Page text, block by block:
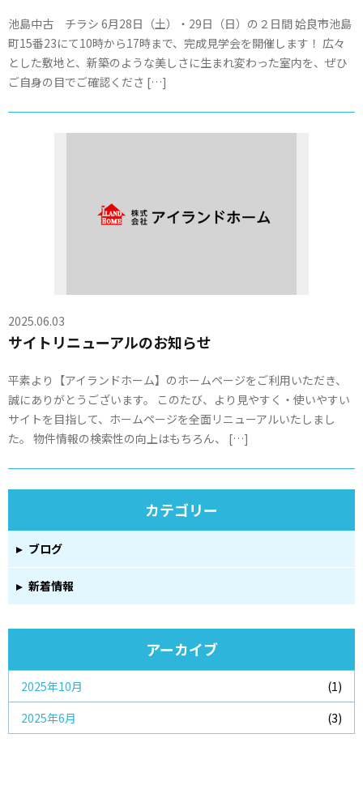
池島中古 チラシ 6月28日（土）・29日（日）の２日間 姶良市池島
町15番23にて10時から17時まで、完成見学会を開催します！ 広々
とした敷地と、新築のような美しさに生まれ変わった室内を、ぜひ
ご自身の目でご確認くださ […]
2025.06.03
サイトリニューアルのお知らせ
平素より【アイランドホーム】のホームページをご利用いただき、
誠にありがとうございます。 このたび、より見やすく・使いやすい
サイトを目指して、ホームページを全面リニューアルいたしまし
た。 物件情報の検索性の向上はもちろん、 […]
カテゴリー
ブログ
新着情報
アーカイブ
2025年10月
(1)
2025年6月
(3)